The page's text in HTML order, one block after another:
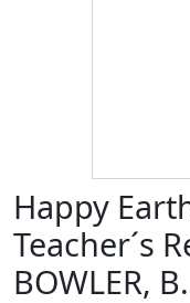
Happy
Teacher´s
BOWLER,